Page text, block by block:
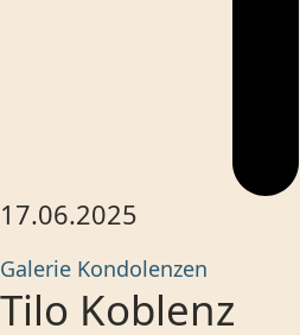
17.06.2025
Galerie Kondolenzen
Tilo Koblenz